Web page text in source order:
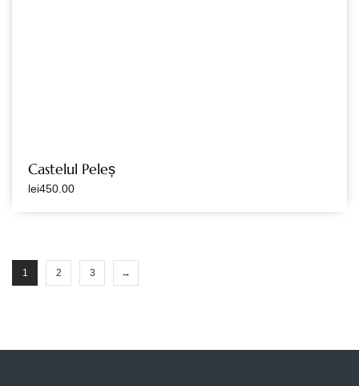
Castelul Peleș
lei450.00
1 2 3 →